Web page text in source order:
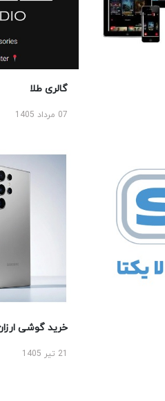
گالری طلا
07 مرداد 1405
خرید گوشی ارزان